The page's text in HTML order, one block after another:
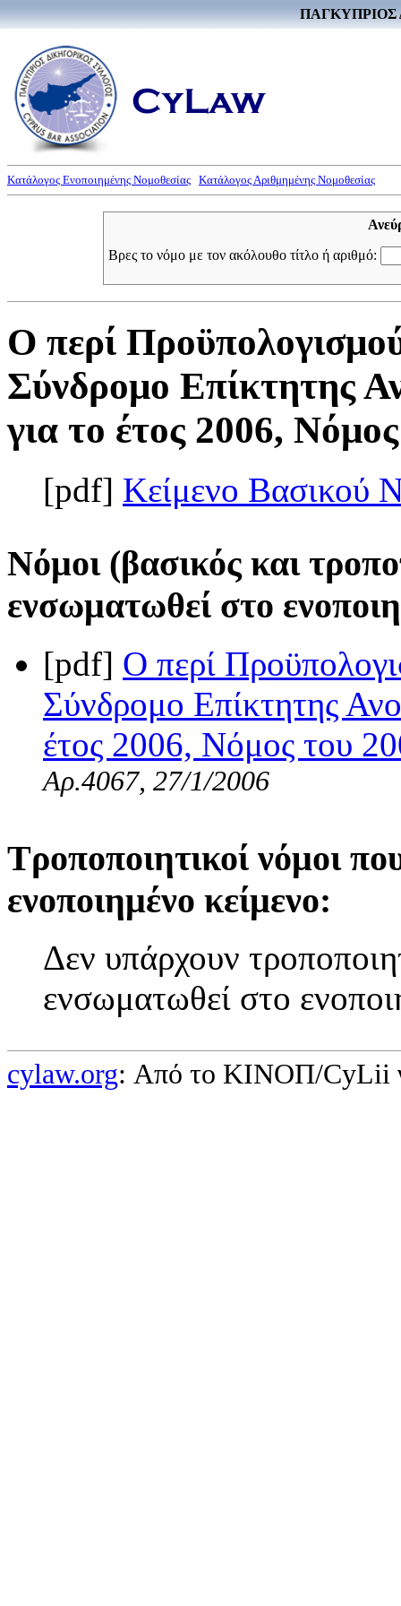
ΠΑΓΚΥΠΡΙΟΣ
Κατάλογος Ενοποιημένης Νομοθεσίας Κατάλογος Αριθμημένης Νομοθεσίας
Βρες το νόμο με τον ακόλουθο τίτλο ή αριθμό:
Ο περί
Σύνδρομο Επίκτητης
για το έτος 2006,
[pdf] Κείμενο Βασικού
Νόμοι (βασικός και
ενσωματωθεί στο
[pdf] Ο περί
Σύνδρομο Επίκτητης
έτος 2006, Νόμος του
Αρ.4067, 27/1/2006
Τροποποιητικοί νόμοι
ενοποιημένο κείμενο:
Δεν υπάρχουν
ενσωματωθεί στο
cylaw.org: Από το ΚΙΝOΠ/CyLii